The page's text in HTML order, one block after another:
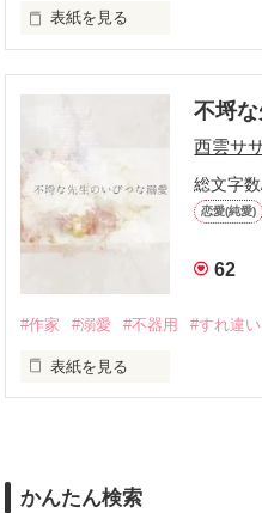
「嫌い……トーゴくんなんか
*.:･.｡**.:･.｡**.:･.｡*
仕事に追われる
俺様王子（29）
*.:･.｡**.:･.｡**.:･.｡*
2015.5.1 更新開始
表紙を見る
「彼の負担になりたくない
×
真嶋夏雪(まじま なつゆき) 26
「こんなにも制御できない感
になれない透子と、そんな
さらに彼の出生の秘密が暴
※『今夜、シンデレラを奪い
不埒
西雲サ
総文字
恋愛(純愛)
62
#作家 #溺愛 #不器用 #すれ違い
表紙を見る
それでも先生は
かんたん検索